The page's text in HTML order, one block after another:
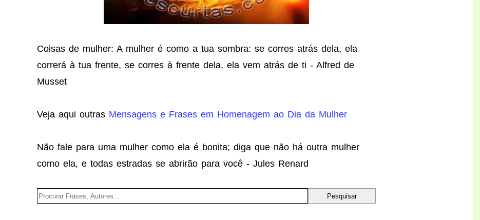
Coisas de mulher: A mulher é como a tua sombra: se corres atrás dela, ela
correrá à tua frente, se corres à frente dela, ela vem atrás de ti - Alfred de
Musset
Veja aqui outras Mensagens e Frases em Homenagem ao Dia da Mulher
Não fale para uma mulher como ela é bonita; diga que não há outra mulher
como ela, e todas estradas se abrirão para você - Jules Renard